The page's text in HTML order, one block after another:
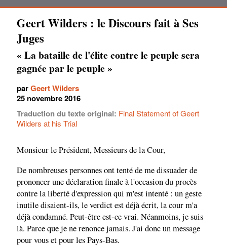
Geert Wilders : le Discours fait à Ses
Juges
« La bataille de l'élite contre le peuple sera
gagnée par le peuple »
parGeert Wilders
25 novembre 2016
Traduction du texte original: Final Statement of Geert
Wilders at his Trial
Monsieur le Président, Messieurs de la Cour,
De nombreuses personnes ont tenté de me dissuader de
prononcer une déclaration finale à l'occasion du procès
contre la liberté d'expression qui m'est intenté : un geste
inutile disaient-ils, le verdict est déjà écrit, la cour m'a
déjà condamné. Peut-être est-ce vrai. Néanmoins, je suis
là. Parce que je ne renonce jamais. J'ai donc un message
pour vous et pour les Pays-Bas.